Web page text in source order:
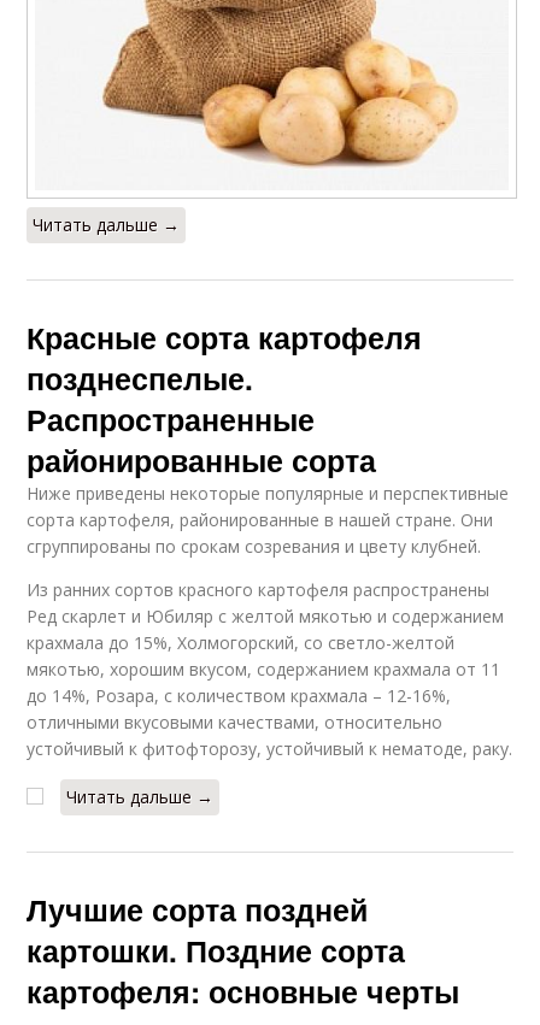
Читать дальше →
Красные сорта картофеля
позднеспелые.
Распространенные
районированные сорта
Ниже приведены некоторые популярные и перспективные
сорта картофеля, районированные в нашей стране. Они
сгруппированы по срокам созревания и цвету клубней.
Из ранних сортов красного картофеля распространены
Ред скарлет и Юбиляр с желтой мякотью и содержанием
крахмала до 15%, Холмогорский, со светло-желтой
мякотью, хорошим вкусом, содержанием крахмала от 11
до 14%, Розара, с количеством крахмала – 12-16%,
отличными вкусовыми качествами, относительно
устойчивый к фитофторозу, устойчивый к нематоде, раку.
Читать дальше →
Лучшие сорта поздней
картошки. Поздние сорта
картофеля: основные черты